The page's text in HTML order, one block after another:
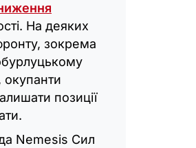
На деяких
зокрема
позиції
Nemesis Сил